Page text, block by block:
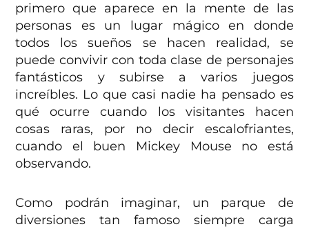
primero que aparece en la mente de las
personas es un lugar mágico en donde
todos los sueños se hacen realidad, se
puede convivir con toda clase de personajes
fantásticos y subirse a varios juegos
increíbles. Lo que casi nadie ha pensado es
qué ocurre cuando los visitantes hacen
cosas raras, por no decir escalofriantes,
cuando el buen Mickey Mouse no está
observando.
Como podrán imaginar, un parque de
diversiones tan famoso siempre carga